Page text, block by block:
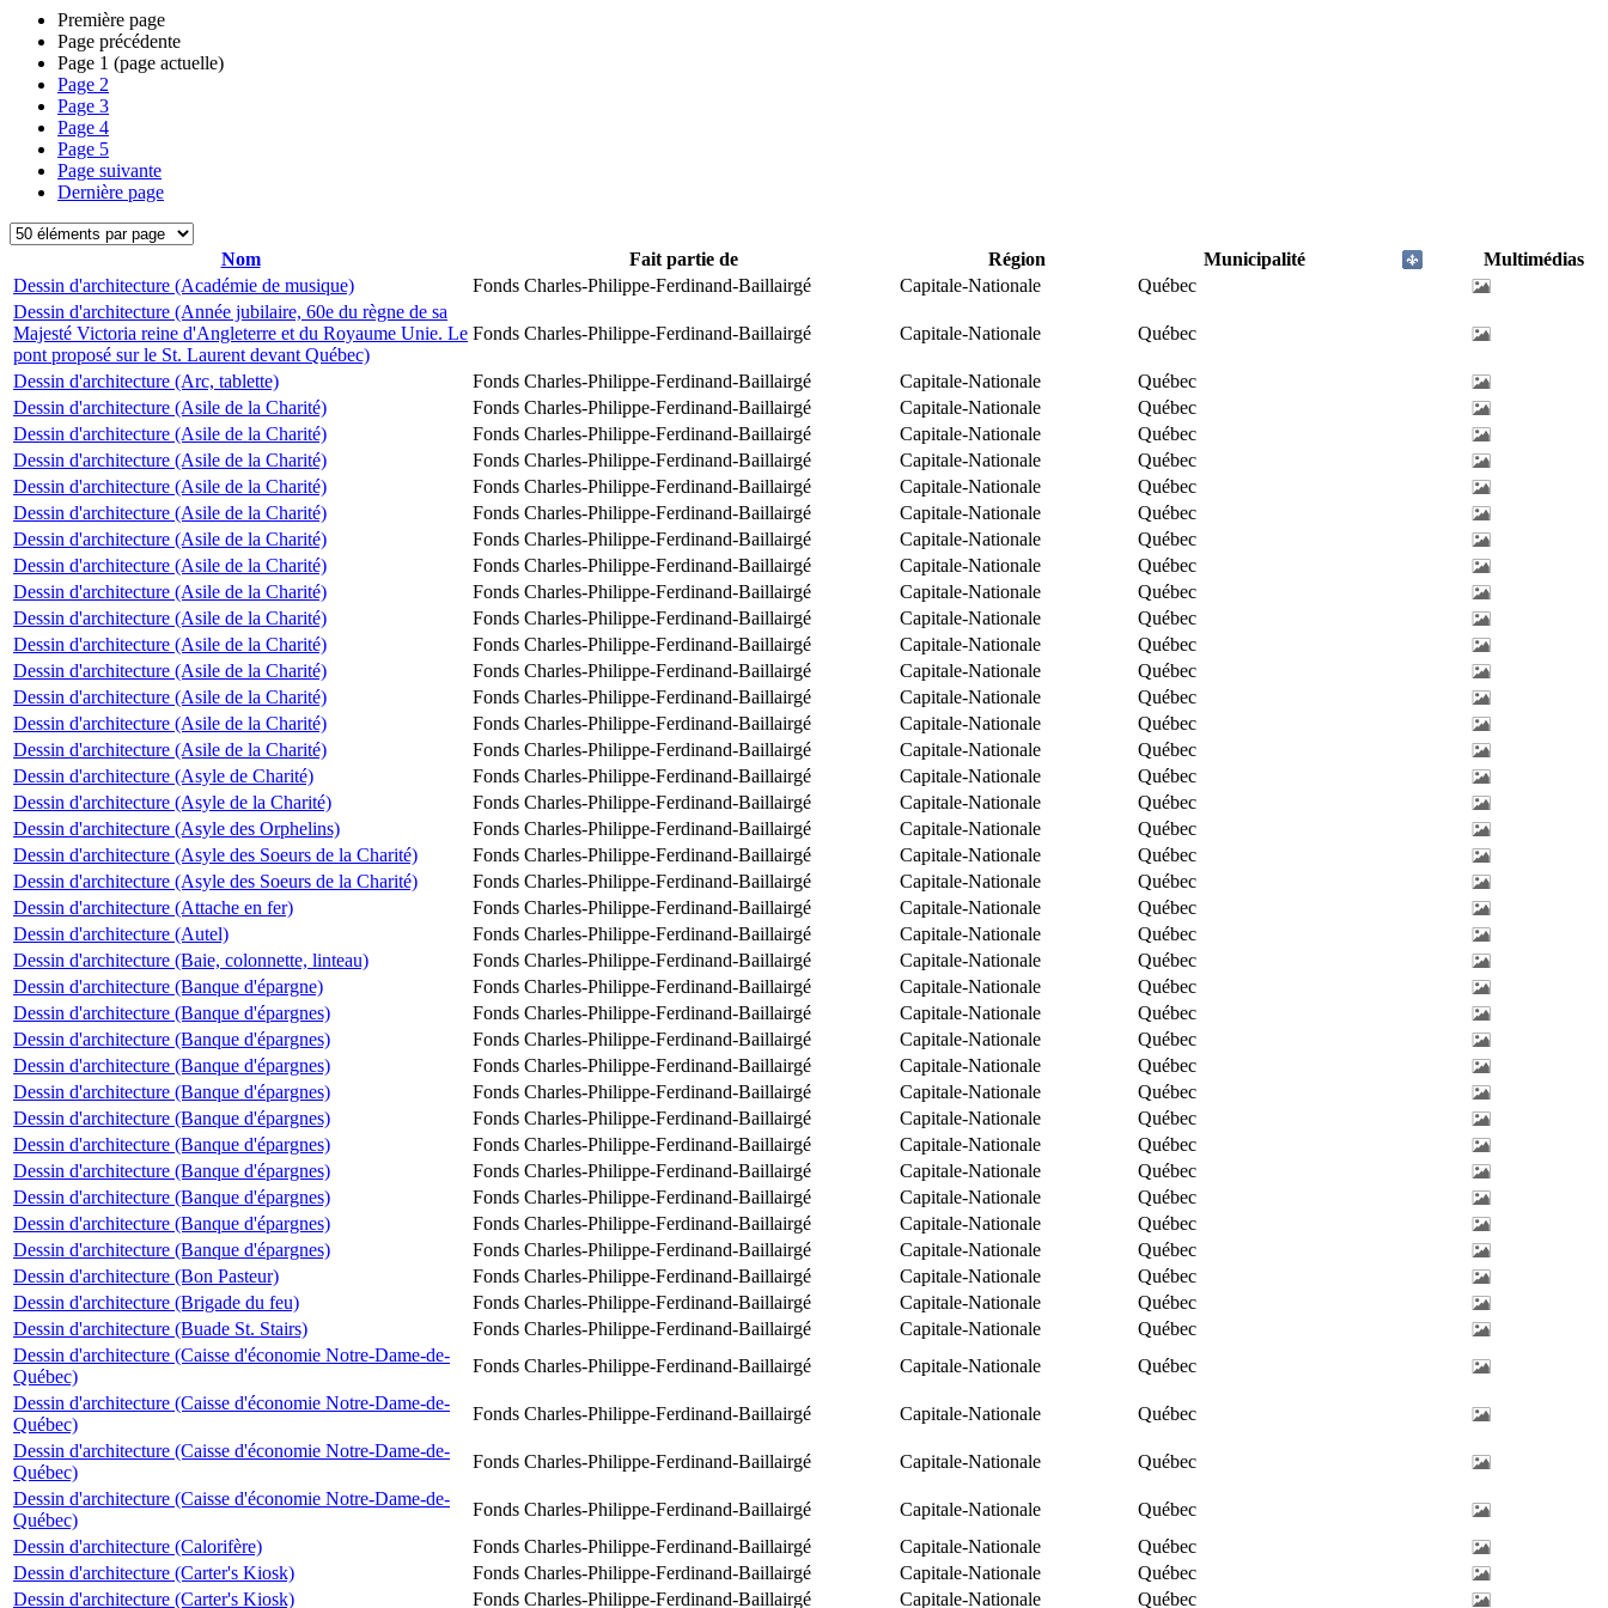
Première page
Page précédente
Page 1 (page actuelle)
Page 2
Page 3
Page 4
Page 5
Page suivante
Dernière page
Nom Fait partie de Région Municipalité
Multimédias
Dessin d'architecture (Académie de musique)
Fonds Charles-Philippe-Ferdinand-Baillairgé Capitale-Nationale
Québec
Dessin d'architecture (Année jubilaire, 60e du règne de sa
Majesté Victoria reine d'Angleterre et du Royaume Unie. Le
pont proposé sur le St. Laurent devant Québec)
Fonds Charles-Philippe-Ferdinand-Baillairgé Capitale-Nationale Québec
Dessin d'architecture (Arc, tablette) Fonds Charles-Philippe-Ferdinand-Baillairgé Capitale-Nationale
Québec
Dessin d'architecture (Asile de la Charité)
Fonds Charles-Philippe-Ferdinand-Baillairgé Capitale-Nationale
Québec
Dessin d'architecture (Asile de la Charité)
Fonds Charles-Philippe-Ferdinand-Baillairgé Capitale-Nationale
Québec
Dessin d'architecture (Asile de la Charité)
Fonds Charles-Philippe-Ferdinand-Baillairgé Capitale-Nationale
Québec
Dessin d'architecture (Asile de la Charité)
Fonds Charles-Philippe-Ferdinand-Baillairgé Capitale-Nationale
Québec
Dessin d'architecture (Asile de la Charité)
Fonds Charles-Philippe-Ferdinand-Baillairgé Capitale-Nationale
Québec
Dessin d'architecture (Asile de la Charité)
Fonds Charles-Philippe-Ferdinand-Baillairgé Capitale-Nationale
Québec
Dessin d'architecture (Asile de la Charité)
Fonds Charles-Philippe-Ferdinand-Baillairgé Capitale-Nationale
Québec
Dessin d'architecture (Asile de la Charité)
Fonds Charles-Philippe-Ferdinand-Baillairgé Capitale-Nationale
Québec
Dessin d'architecture (Asile de la Charité)
Fonds Charles-Philippe-Ferdinand-Baillairgé Capitale-Nationale
Québec
Dessin d'architecture (Asile de la Charité)
Fonds Charles-Philippe-Ferdinand-Baillairgé Capitale-Nationale
Québec
Dessin d'architecture (Asile de la Charité)
Fonds Charles-Philippe-Ferdinand-Baillairgé Capitale-Nationale
Québec
Dessin d'architecture (Asile de la Charité)
Fonds Charles-Philippe-Ferdinand-Baillairgé Capitale-Nationale
Québec
Dessin d'architecture (Asile de la Charité)
Fonds Charles-Philippe-Ferdinand-Baillairgé Capitale-Nationale
Québec
Dessin d'architecture (Asile de la Charité)
Fonds Charles-Philippe-Ferdinand-Baillairgé Capitale-Nationale
Québec
Dessin d'architecture (Asyle de Charité)
Fonds Charles-Philippe-Ferdinand-Baillairgé Capitale-Nationale
Québec
Dessin d'architecture (Asyle de la Charité)
Fonds Charles-Philippe-Ferdinand-Baillairgé Capitale-Nationale
Québec
Dessin d'architecture (Asyle des Orphelins)
Fonds Charles-Philippe-Ferdinand-Baillairgé Capitale-Nationale
Québec
Dessin d'architecture (Asyle des Soeurs de la Charité)
Fonds Charles-Philippe-Ferdinand-Baillairgé Capitale-Nationale
Québec
Dessin d'architecture (Asyle des Soeurs de la Charité)
Fonds Charles-Philippe-Ferdinand-Baillairgé Capitale-Nationale
Québec
Dessin d'architecture (Attache en fer)
Fonds Charles-Philippe-Ferdinand-Baillairgé Capitale-Nationale
Québec
Dessin d'architecture (Autel)
Fonds Charles-Philippe-Ferdinand-Baillairgé Capitale-Nationale
Québec
Dessin d'architecture (Baie, colonnette, linteau)
Fonds Charles-Philippe-Ferdinand-Baillairgé Capitale-Nationale
Québec
Dessin d'architecture (Banque d'épargne)
Fonds Charles-Philippe-Ferdinand-Baillairgé Capitale-Nationale
Québec
Dessin d'architecture (Banque d'épargnes)
Fonds Charles-Philippe-Ferdinand-Baillairgé Capitale-Nationale
Québec
Dessin d'architecture (Banque d'épargnes)
Fonds Charles-Philippe-Ferdinand-Baillairgé Capitale-Nationale
Québec
Dessin d'architecture (Banque d'épargnes)
Fonds Charles-Philippe-Ferdinand-Baillairgé Capitale-Nationale
Québec
Dessin d'architecture (Banque d'épargnes)
Fonds Charles-Philippe-Ferdinand-Baillairgé Capitale-Nationale
Québec
Dessin d'architecture (Banque d'épargnes)
Fonds Charles-Philippe-Ferdinand-Baillairgé Capitale-Nationale
Québec
Dessin d'architecture (Banque d'épargnes)
Fonds Charles-Philippe-Ferdinand-Baillairgé Capitale-Nationale
Québec
Dessin d'architecture (Banque d'épargnes)
Fonds Charles-Philippe-Ferdinand-Baillairgé Capitale-Nationale
Québec
Dessin d'architecture (Banque d'épargnes)
Fonds Charles-Philippe-Ferdinand-Baillairgé Capitale-Nationale
Québec
Dessin d'architecture (Banque d'épargnes)
Fonds Charles-Philippe-Ferdinand-Baillairgé Capitale-Nationale
Québec
Dessin d'architecture (Banque d'épargnes)
Fonds Charles-Philippe-Ferdinand-Baillairgé Capitale-Nationale
Québec
Dessin d'architecture (Bon Pasteur)
Fonds Charles-Philippe-Ferdinand-Baillairgé Capitale-Nationale
Québec
Dessin d'architecture (Brigade du feu)
Fonds Charles-Philippe-Ferdinand-Baillairgé Capitale-Nationale
Québec
Dessin d'architecture (Buade St. Stairs)
Fonds Charles-Philippe-Ferdinand-Baillairgé Capitale-Nationale
Québec
Dessin d'architecture (Caisse d'économie Notre-Dame-de-
Québec)
Fonds Charles-Philippe-Ferdinand-Baillairgé Capitale-Nationale
Québec
Dessin d'architecture (Caisse d'économie Notre-Dame-de-
Québec)
Fonds Charles-Philippe-Ferdinand-Baillairgé Capitale-Nationale
Québec
Dessin d'architecture (Caisse d'économie Notre-Dame-de-
Québec)
Fonds Charles-Philippe-Ferdinand-Baillairgé Capitale-Nationale
Québec
Dessin d'architecture (Caisse d'économie Notre-Dame-de-
Québec)
Fonds Charles-Philippe-Ferdinand-Baillairgé Capitale-Nationale
Québec
Dessin d'architecture (Calorifère)
Fonds Charles-Philippe-Ferdinand-Baillairgé Capitale-Nationale
Québec
Dessin d'architecture (Carter's Kiosk)
Fonds Charles-Philippe-Ferdinand-Baillairgé Capitale-Nationale
Québec
Dessin d'architecture (Carter's Kiosk)
Fonds Charles-Philippe-Ferdinand-Baillairgé Capitale-Nationale Québec